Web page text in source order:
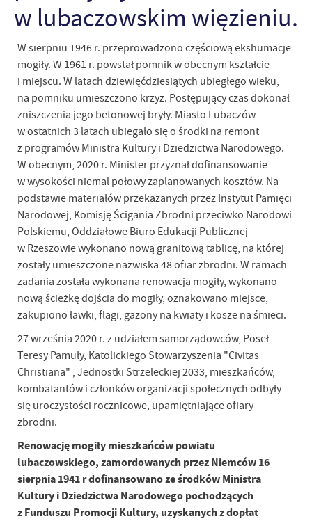
w lubaczowskim więzieniu.
W sierpniu 1946 r. przeprowadzono częściową ekshumacje
mogiły. W 1961 r. powstał pomnik w obecnym kształcie
i miejscu. W latach dziewięćdziesiątych ubiegłego wieku,
na pomniku umieszczono krzyż. Postępujący czas dokonał
zniszczenia jego betonowej bryły. Miasto Lubaczów
w ostatnich 3 latach ubiegało się o środki na remont
z programów Ministra Kultury i Dziedzictwa Narodowego.
W obecnym, 2020 r. Minister przyznał dofinansowanie
w wysokości niemal połowy zaplanowanych kosztów. Na
podstawie materiałów przekazanych przez Instytut Pamięci
Narodowej, Komisję Ścigania Zbrodni przeciwko Narodowi
Polskiemu, Oddziałowe Biuro Edukacji Publicznej
w Rzeszowie wykonano nową granitową tablicę, na której
zostały umieszczone nazwiska 48 ofiar zbrodni. W ramach
zadania została wykonana renowacja mogiły, wykonano
nową ścieżkę dojścia do mogiły, oznakowano miejsce,
zakupiono ławki, flagi, gazony na kwiaty i kosze na śmieci.
27 września 2020 r. z udziałem samorządowców, Poseł
Teresy Pamuły, Katolickiego Stowarzyszenia "Civitas
Christiana" , Jednostki Strzeleckiej 2033, mieszkańców,
kombatantów i członków organizacji społecznych odbyły
się uroczystości rocznicowe, upamiętniające ofiary
zbrodni.
Renowację mogiły mieszkańców powiatu
lubaczowskiego, zamordowanych przez Niemców 16
sierpnia 1941 r dofinansowano ze środków Ministra
Kultury i Dziedzictwa Narodowego pochodzących
z Funduszu Promocji Kultury, uzyskanych z dopłat